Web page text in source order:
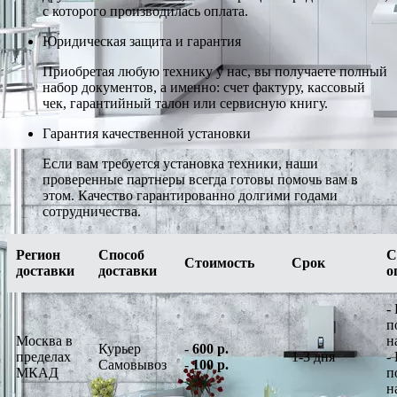
с которого производилась оплата.
Юридическая защита и гарантия
Приобретая любую технику у нас, вы получаете полный
набор документов, а именно: счет фактуру, кассовый
чек, гарантийный талон или сервисную книгу.
Гарантия качественной установки
Если вам требуется установка техники, наши
проверенные партнеры всегда готовы помочь вам в
этом. Качество гарантированно долгими годами
сотрудничества.
Регион
доставки
Способ
доставки
Стоимость Срок
Москва в
пределах
МКАД
Курьер
Самовывоз
-600 р.
-100 р.
1-3 дня
-
-